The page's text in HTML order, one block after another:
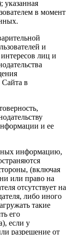
в момент
и
лиц и
в
и ее
информацию,
(включая
или право на
отсутствует на
либо иного
такие
его
если у
разрешение от